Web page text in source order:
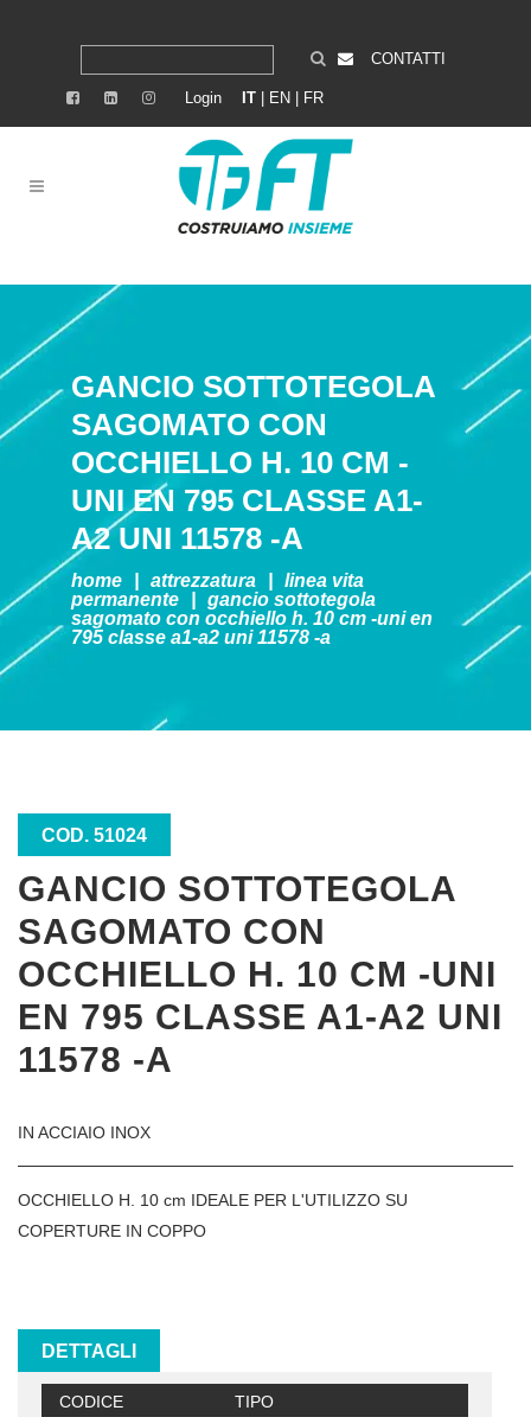
CONTATTI
Login IT EN FR
GANCIO SOTTOTEGOLA
SAGOMATO CON
OCCHIELLO H. 10 CM -
UNI EN 795 CLASSE A1-
A2 UNI 11578 -A
home attrezzatura
linea vita
permanente
gancio sottotegola
sagomato con occhiello h. 10 cm -uni en
795 classe a1-a2 uni 11578 -a
COD. 51024
GANCIO SOTTOTEGOLA
SAGOMATO CON
OCCHIELLO H. 10 CM -UNI
EN 795 CLASSE A1-A2 UNI
11578 -A
IN ACCIAIO INOX
OCCHIELLO H. 10 cm IDEALE PER L'UTILIZZO SU
COPERTURE IN COPPO
DETTAGLI
CODICE
TIPO